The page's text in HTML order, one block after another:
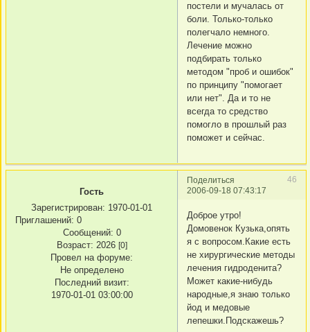
постели и мучалась от
боли. Только-только
полегчало немного.
Лечение можно
подбирать только
методом "проб и ошибок"
по принципу "помогает
или нет". Да и то не
всегда то средство
помогло в прошлый раз
поможет и сейчас.
Поделиться
46
2006-09-18 07:43:17
Гость
Зарегистрирован: 1970-01-01
Приглашений: 0
Сообщений: 0
Возраст: 2026 [0]
Провел на форуме:
Не определено
Последний визит:
1970-01-01 03:00:00
Доброе утро!
Домовенок Кузька,опять
я с вопросом.Какие есть
не хирургические методы
лечения гидроденита?
Может какие-нибудь
народные,я знаю только
йод и медовые
лепешки.Подскажешь?